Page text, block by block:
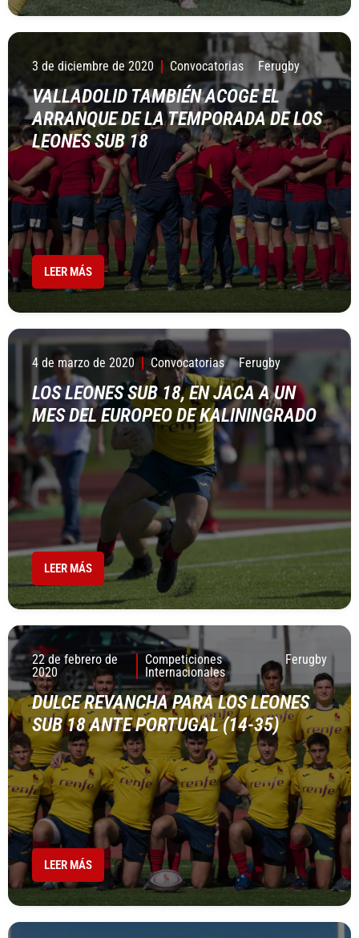
3 de diciembre de 2020 Convocatorias Ferugby
VALLADOLID TAMBIÉN ACOGE EL
ARRANQUE DE LA TEMPORADA DE LOS
LEONES SUB 18
LEER MÁS
4 de marzo de 2020 Convocatorias Ferugby
LOS LEONES SUB 18, EN JACA A UN
MES DEL EUROPEO DE KALININGRADO
LEER MÁS
22 de febrero de
2020
Competiciones
Internacionales
Ferugby
DULCE REVANCHA PARA LOS LEONES
SUB 18 ANTE PORTUGAL (14-35)
LEER MÁS